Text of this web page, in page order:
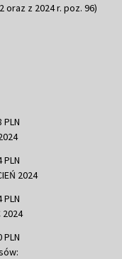
oraz z 2024 r. poz. 96)
2024
2024